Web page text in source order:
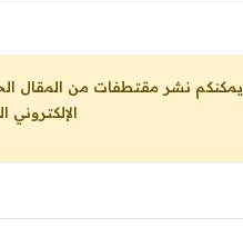
يمكنكم نشر مقتطفات من المقال الحاضر، ما حده الاقصى 25% من مجموع